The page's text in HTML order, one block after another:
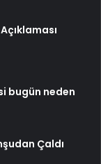
bugün neden
Çaldı